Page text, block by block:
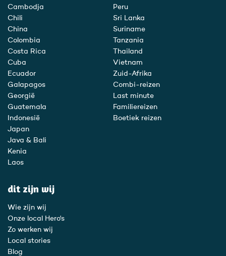
Cambodja
Chili
China
Colombia
Costa Rica
Cuba
Ecuador
Galapagos
Georgië
Guatemala
Indonesië
Japan
Java & Bali
Kenia
Laos
Peru
Sri Lanka
Suriname
Tanzania
Thailand
Vietnam
Zuid-Afrika
Combi-reizen
Last minute
Familiereizen
Boetiek reizen
dit zijn wij
Wie zijn wij
Onze local Hero's
Zo werken wij
Local stories
Blog